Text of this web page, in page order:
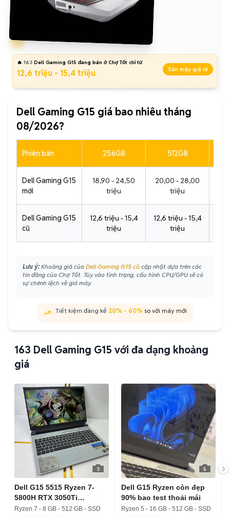
🔥 163 Dell Gaming G15 đang bán ở Chợ Tốt chỉ từ
12,6 triệu - 15,4 triệu Săn máy giá rẻ
Dell Gaming G15 giá bao nhiêu tháng
08/2026?
Phiên bản 256GB 512GB
Dell Gaming G15
mới
18,90 - 24,50
triệu
20,00 - 28,00
triệu
Dell Gaming G15
cũ
12,6 triệu - 15,4
triệu
12,6 triệu - 15,4
triệu
Lưu ý: Khoảng giá của Dell Gaming G15 cũ cập nhật dựa trên các
tin đăng của Chợ Tốt. Tùy vào tình trạng, cấu hình CPU/GPU sẽ có
sự chênh lệch về giá máy.
Tiết kiệm đáng kể 20% - 60% so với máy mới
163 Dell Gaming G15 với đa dạng khoảng
giá
3
Dell G15 5515 Ryzen 7-
5800H RTX 3050Ti
8/512/144Hz
Ryzen 7 - 8 GB - 512 GB - SSD
5
Dell G15 Ryzen còn đẹp
90% bao test thoải mái
Ryzen 5 - 16 GB - 512 GB - SSD